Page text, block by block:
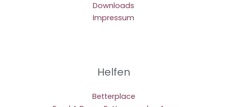
Downloads
Impressum
Helfen
Betterplace